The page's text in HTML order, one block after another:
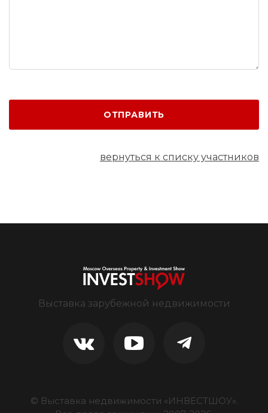
ОТПРАВИТЬ
вернуться к списку участников
Выставка зарубежной недвижимости
© Выставка недвижимости «ИНВЕСТШОУ».